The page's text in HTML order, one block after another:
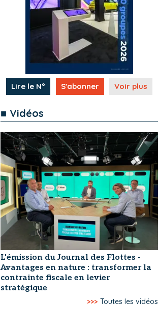
Lire le N° S'abonner Voir plus
■ Vidéos
L'émission du Journal des Flottes -
Avantages en nature : transformer la
contrainte fiscale en levier
stratégique
>>> Toutes les vidéos